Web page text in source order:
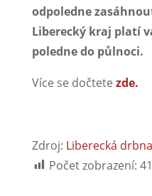
odpoledne
Liberecký kraj platí
poledne do půlnoci.
Více se dočtete zde.
Zdroj: Liberecká drbna
Počet zobrazení: